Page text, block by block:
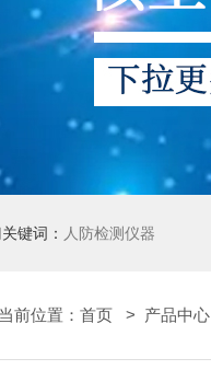
键词： 人防检测仪器
当前位置： 首页 > 产品中心